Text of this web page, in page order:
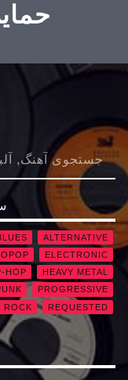
ALTERNATIVE
ELECTRONIC
HEAVY METAL
HOP
PROGRESSIVE
REQUESTED
ROCK